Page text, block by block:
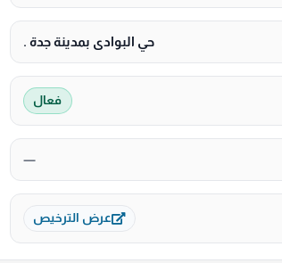
حي البوادى بمدينة جدة .
فعال
—
عرض الترخيص